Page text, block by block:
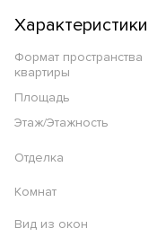
Характеристики
Формат пространства
квартиры
Площадь
Этаж/Этажность
Отделка
Комнат
Вид из окон